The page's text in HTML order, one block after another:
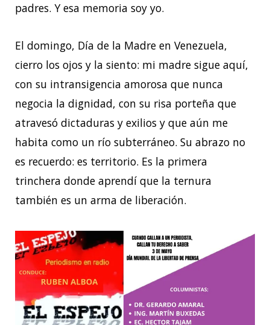
padres. Y esa memoria soy yo.
El domingo, Día de la Madre en Venezuela,
cierro los ojos y la siento: mi madre sigue aquí,
con su intransigencia amorosa que nunca
negocia la dignidad, con su risa porteña que
atravesó dictaduras y exilios y que aún me
habita como un río subterráneo. Su abrazo no
es recuerdo: es territorio. Es la primera
trinchera donde aprendí que la ternura
también es un arma de liberación.